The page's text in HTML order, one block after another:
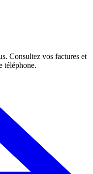
Consultez vos factures et
téléphone.